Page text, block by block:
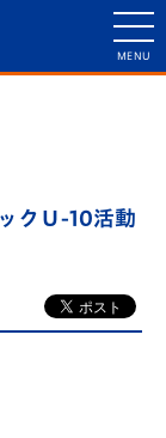
クＵ-10活動